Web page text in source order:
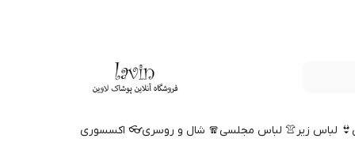
👙 لباس زیر👚 لباس مجلسی🧣 شال و روسری👓 اکسسوری